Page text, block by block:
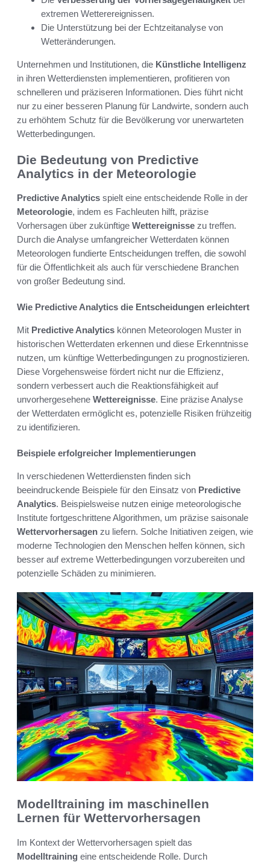
extremen Wetterereignissen.
Die Unterstützung bei der Echtzeitanalyse von
Wetteränderungen.
Unternehmen und Institutionen, die Künstliche Intelligenz
in ihren Wetterdiensten implementieren, profitieren von
schnelleren und präziseren Informationen. Dies führt nicht
nur zu einer besseren Planung für Landwirte, sondern auch
zu erhöhtem Schutz für die Bevölkerung vor unerwarteten
Wetterbedingungen.
Die Bedeutung von Predictive
Analytics in der Meteorologie
Predictive Analytics spielt eine entscheidende Rolle in der
Meteorologie, indem es Fachleuten hilft, präzise
Vorhersagen über zukünftige Wettereignisse zu treffen.
Durch die Analyse umfangreicher Wetterdaten können
Meteorologen fundierte Entscheidungen treffen, die sowohl
für die Öffentlichkeit als auch für verschiedene Branchen
von großer Bedeutung sind.
Wie Predictive Analytics die Entscheidungen erleichtert
Mit Predictive Analytics können Meteorologen Muster in
historischen Wetterdaten erkennen und diese Erkenntnisse
nutzen, um künftige Wetterbedingungen zu prognostizieren.
Diese Vorgehensweise fördert nicht nur die Effizienz,
sondern verbessert auch die Reaktionsfähigkeit auf
unvorhergesehene Wettereignisse. Eine präzise Analyse
der Wetterdaten ermöglicht es, potenzielle Risiken frühzeitig
zu identifizieren.
Beispiele erfolgreicher Implementierungen
In verschiedenen Wetterdiensten finden sich
beeindruckende Beispiele für den Einsatz von Predictive
Analytics. Beispielsweise nutzen einige meteorologische
Institute fortgeschrittene Algorithmen, um präzise saisonale
Wettervorhersagen zu liefern. Solche Initiativen zeigen, wie
moderne Technologien den Menschen helfen können, sich
besser auf extreme Wetterbedingungen vorzubereiten und
potenzielle Schäden zu minimieren.
Modelltraining im maschinellen
Lernen für Wettervorhersagen
Im Kontext der Wettervorhersagen spielt das
Modelltraining eine entscheidende Rolle. Durch